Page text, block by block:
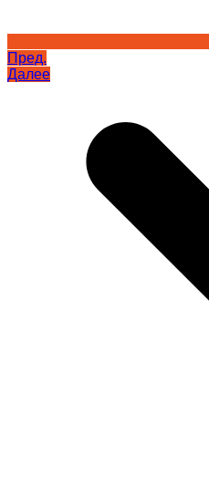
Пред.
Далее